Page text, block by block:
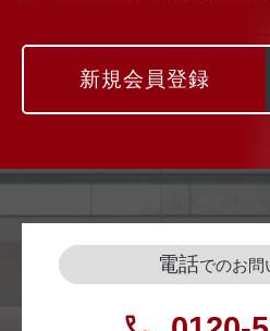
新規会員登録
電話でのお問